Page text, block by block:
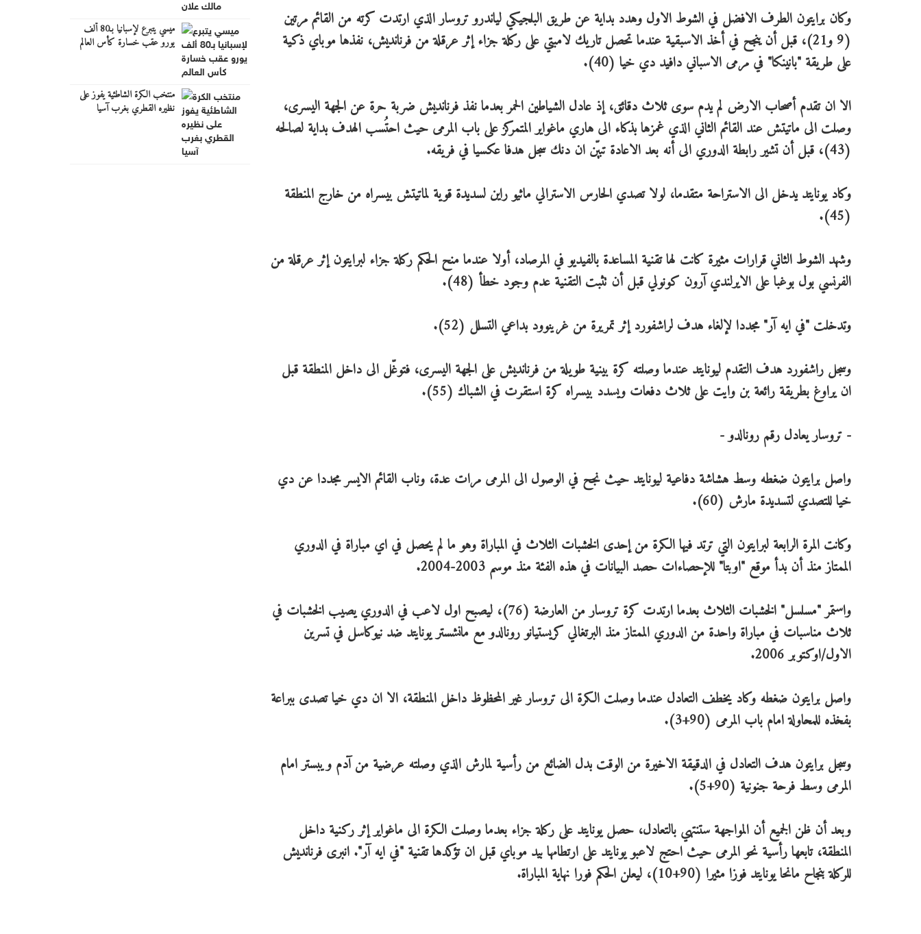
وكان برايتون الطرف الافضل في الشوط الاول وهدد بداية عن طريق البلجيكي لياندرو تروسار الذي ارتدت كرته من القائم مرتين
(9 و21)، قبل أن ينجح في أخذ الاسبقية عندما تحصل تاريك لامبتي على ركلة جزاء إثر عرقلة من فرنانديش، نفذها موباي ذكية
على طريقة "بانينكا" في مرمى الاسباني دافيد دي خيا (40).
الا ان تقدم أصحاب الارض لم يدم سوى ثلاث دقائق، إذ عادل الشياطين الحمر بعدما نفذ فرنانديش ضربة حرة عن الجهة اليسرى،
وصلت الى ماتيتش عند القائم الثاني الذي غمزها بذكاء الى هاري ماغواير المتمركز على باب المرمى حيث احتُسب الهدف بداية لصالحه
(43)، قبل أن تشير رابطة الدوري الى أنه بعد الاعادة تبيّن ان دنك سجل هدفا عكسيا في فريقه.
وكاد يونايتد يدخل الى الاستراحة متقدما، لولا تصدي الحارس الاسترالي ماثيو راين لسديدة قوية لماتيتش بيسراه من خارج المنطقة
(45).
وشهد الشوط الثاني قرارات مثيرة كانت لها تقنية المساعدة بالفيديو في المرصاد، أولا عندما منح الحكم ركلة جزاء لبرايتون إثر عرقلة من
الفرنسي بول بوغبا على الايرلندي آرون كونولي قبل أن تثبت التقنية عدم وجود خطأ (48).
وتدخلت "في ايه آر" مجددا لإلغاء هدف لراشفورد إثر تمريرة من غرينوود بداعي التسلل (52).
وسجل راشفورد هدف التقدم ليونايتد عندما وصلته كرة بينية طويلة من فرنانديش على الجهة اليسرى، فتوغّل الى داخل المنطقة قبل
ان يراوغ بطريقة رائعة بن وايت على ثلاث دفعات ويسدد بيسراه كرة استقرت في الشباك (55).
- تروسار يعادل رقم رونالدو -
واصل برايتون ضغطه وسط هشاشة دفاعية ليونايتد حيث نجح في الوصول الى المرمى مرات عدة، وناب القائم الايسر مجددا عن دي
خيا للتصدي لتسديدة مارش (60).
وكانت المرة الرابعة لبرايتون التي ترتد فيها الكرة من إحدى الخشبات الثلاث في المباراة وهو ما لم يحصل في اي مباراة في الدوري
الممتاز منذ أن بدأ موقع "اوبتا" للإحصاءات حصد البيانات في هذه الفئة منذ موسم 2003-2004.
واستمر "مسلسل" الخشبات الثلاث بعدما ارتدت كرة تروسار من العارضة (76)، ليصبح اول لاعب في الدوري يصيب الخشبات في
ثلاث مناسبات في مباراة واحدة من الدوري الممتاز منذ البرتغالي كريستيانو رونالدو مع مانشستر يونايتد ضد نيوكاسل في تسرين
الاول/اوكتوبر 2006.
واصل برايتون ضغطه وكاد يخطف التعادل عندما وصلت الكرة الى تروسار غير المحظوظ داخل المنطقة، الا ان دي خيا تصدى ببراعة
بفخذه للمحاولة امام باب المرمى (90+3).
وسجل برايتون هدف التعادل في الدقيقة الاخيرة من الوقت بدل الضائع من رأسية لمارش الذي وصلته عرضية من آدم ويبستر امام
المرمى وسط فرحة جنونية (90+5).
وبعد أن ظن الجميع أن المواجهة ستنتهي بالتعادل، حصل يونايتد على ركلة جزاء بعدما وصلت الكرة الى ماغواير إثر ركنية داخل
المنطقة، تابعها رأسية نحو المرمى حيث احتج لاعبو يونايتد على ارتطامها بيد موباي قبل ان تؤكدها تقنية "في ايه آر". انبرى فرنانديش
للركلة بنجاح مانحا يونايتد فوزا مثيرا (90+10)، ليعلن الحكم فورا نهاية المباراة.
ميسي يتبرع لإسبانيا بـ80 ألف
يورو عقب خسارة كأس العالم
منتخب الكرة الشاطئية يفوز على
نظيره القطري بغرب آسيا